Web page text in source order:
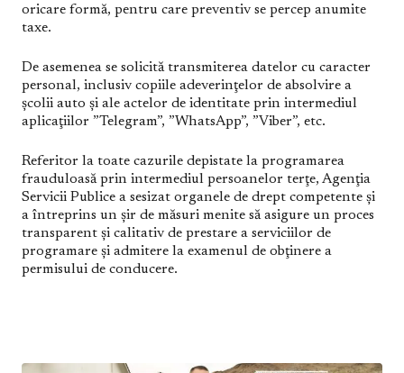
oricare formă, pentru care preventiv se percep anumite
taxe.
De asemenea se solicită transmiterea datelor cu caracter
personal, inclusiv copiile adeverinţelor de absolvire a
şcolii auto şi ale actelor de identitate prin intermediul
aplicaţiilor ”Telegram”, ”WhatsApp”, ”Viber”, etc.
Referitor la toate cazurile depistate la programarea
frauduloasă prin intermediul persoanelor terţe, Agenţia
Servicii Publice a sesizat organele de drept competente şi
a întreprins un şir de măsuri menite să asigure un proces
transparent şi calitativ de prestare a serviciilor de
programare şi admitere la examenul de obţinere a
permisului de conducere.